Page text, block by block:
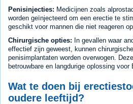
Penisinjecties: Medicijnen zoals
worden geïnjecteerd om een erectie te
geschikt voor mannen die niet reageren
Chirurgische opties: In gevallen waar
effectief zijn geweest, kunnen
penisimplantaten worden overwogen.
betrouwbare en langdurige oplossing voor
Wat te doen bij
oudere leeftijd?